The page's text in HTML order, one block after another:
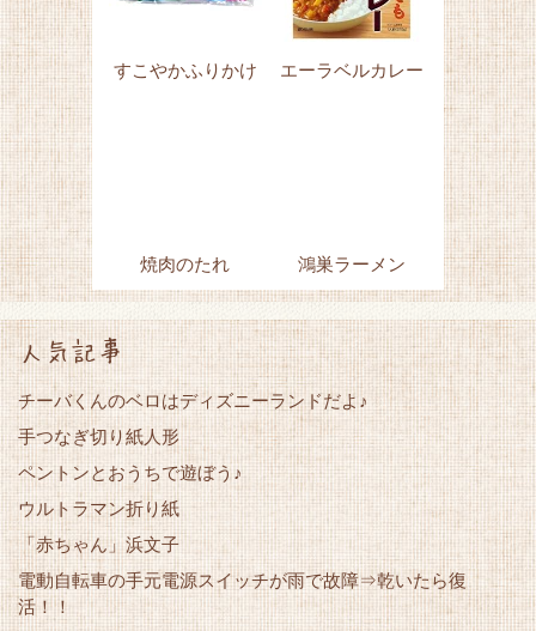
すこやかふりかけ エーラベルカレー
焼肉のたれ 鴻巣ラーメン
人気記事
チーバくんのベロはディズニーランドだよ♪
手つなぎ切り紙人形
ペントンとおうちで遊ぼう♪
ウルトラマン折り紙
「赤ちゃん」浜文子
電動自転車の手元電源スイッチが雨で故障⇒乾いたら復
活！！